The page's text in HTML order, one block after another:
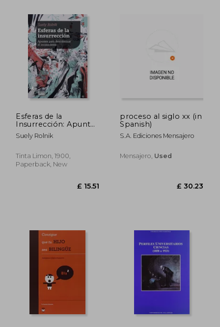
£ 17.69
Esferas de la
Insurrección: Apuntes
Para Descolonizar el
Insconciente (in
Suely Rolnik
Tinta Limon, 1900,
Paperback, New
proceso al siglo xx (in
Spanish)
S.a. Ediciones Mensajero
Mensajero, Used